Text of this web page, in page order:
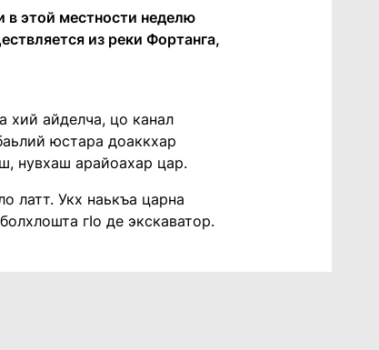
этой местности неделю
из реки Фортанга,
хий айделча, цо канал
юстара доаккхар
нувхаш арайоахар цар.
латт. Укх наькъа царна
гIо де экскаватор.